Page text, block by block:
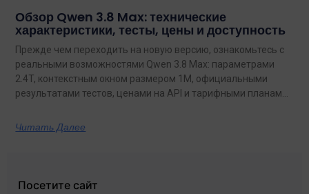
Обзор Qwen 3.8 Max: технические
характеристики, тесты, цены и доступность
Прежде чем переходить на новую версию, ознакомьтесь с
реальными возможностями Qwen 3.8 Max: параметрами
2.4T, контекстным окном размером 1M, официальными
результатами тестов, ценами на API и тарифными планами
Читать Далее
Посетите сайт